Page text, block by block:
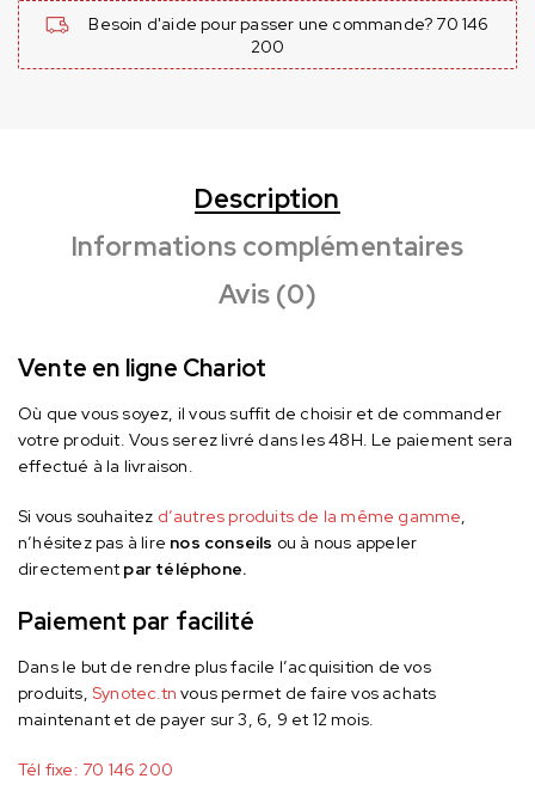
Besoin d'aide pour passer une commande? 70 146
200
Description
Informations complémentaires
Avis (0)
Vente en ligne Chariot
Où que vous soyez, il vous suffit de choisir et de commander
votre produit. Vous serez livré dans les 48H. Le paiement sera
effectué à la livraison.
Si vous souhaitez d’autres produits de la même gamme,
n’hésitez pas à lire nos conseils ou à nous appeler
directement par téléphone.
Paiement par facilité
Dans le but de rendre plus facile l’acquisition de vos
produits,Synotec.tn vous permet de faire vos achats
maintenant et de payer sur 3, 6, 9 et 12 mois.
Tél fixe: 70 146 200